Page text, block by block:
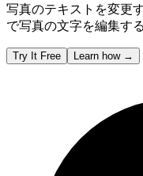
写真のテキストを変更
で写真の文字を編集す
Try It Free Learn how →